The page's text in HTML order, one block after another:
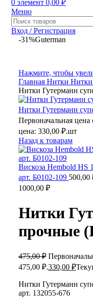
0 элемент 0,00 ₽
Меню
Вход / Регистрация
-31%Guterman
Нажмите, чтобы
Главная Нитки Нитки
Нитки Гутерманн
Нитки Гутерманн
Первоначальная цена
цена: 330,00 ₽.шт
Назад к товарам
Вискоза Hembold HS
арт. Б0102-109 500,00
1000,00 ₽
Нитки
прочные
475,00₽
475,00 ₽.330,00 ₽
Нитки Гутерманн
арт. 132055-676